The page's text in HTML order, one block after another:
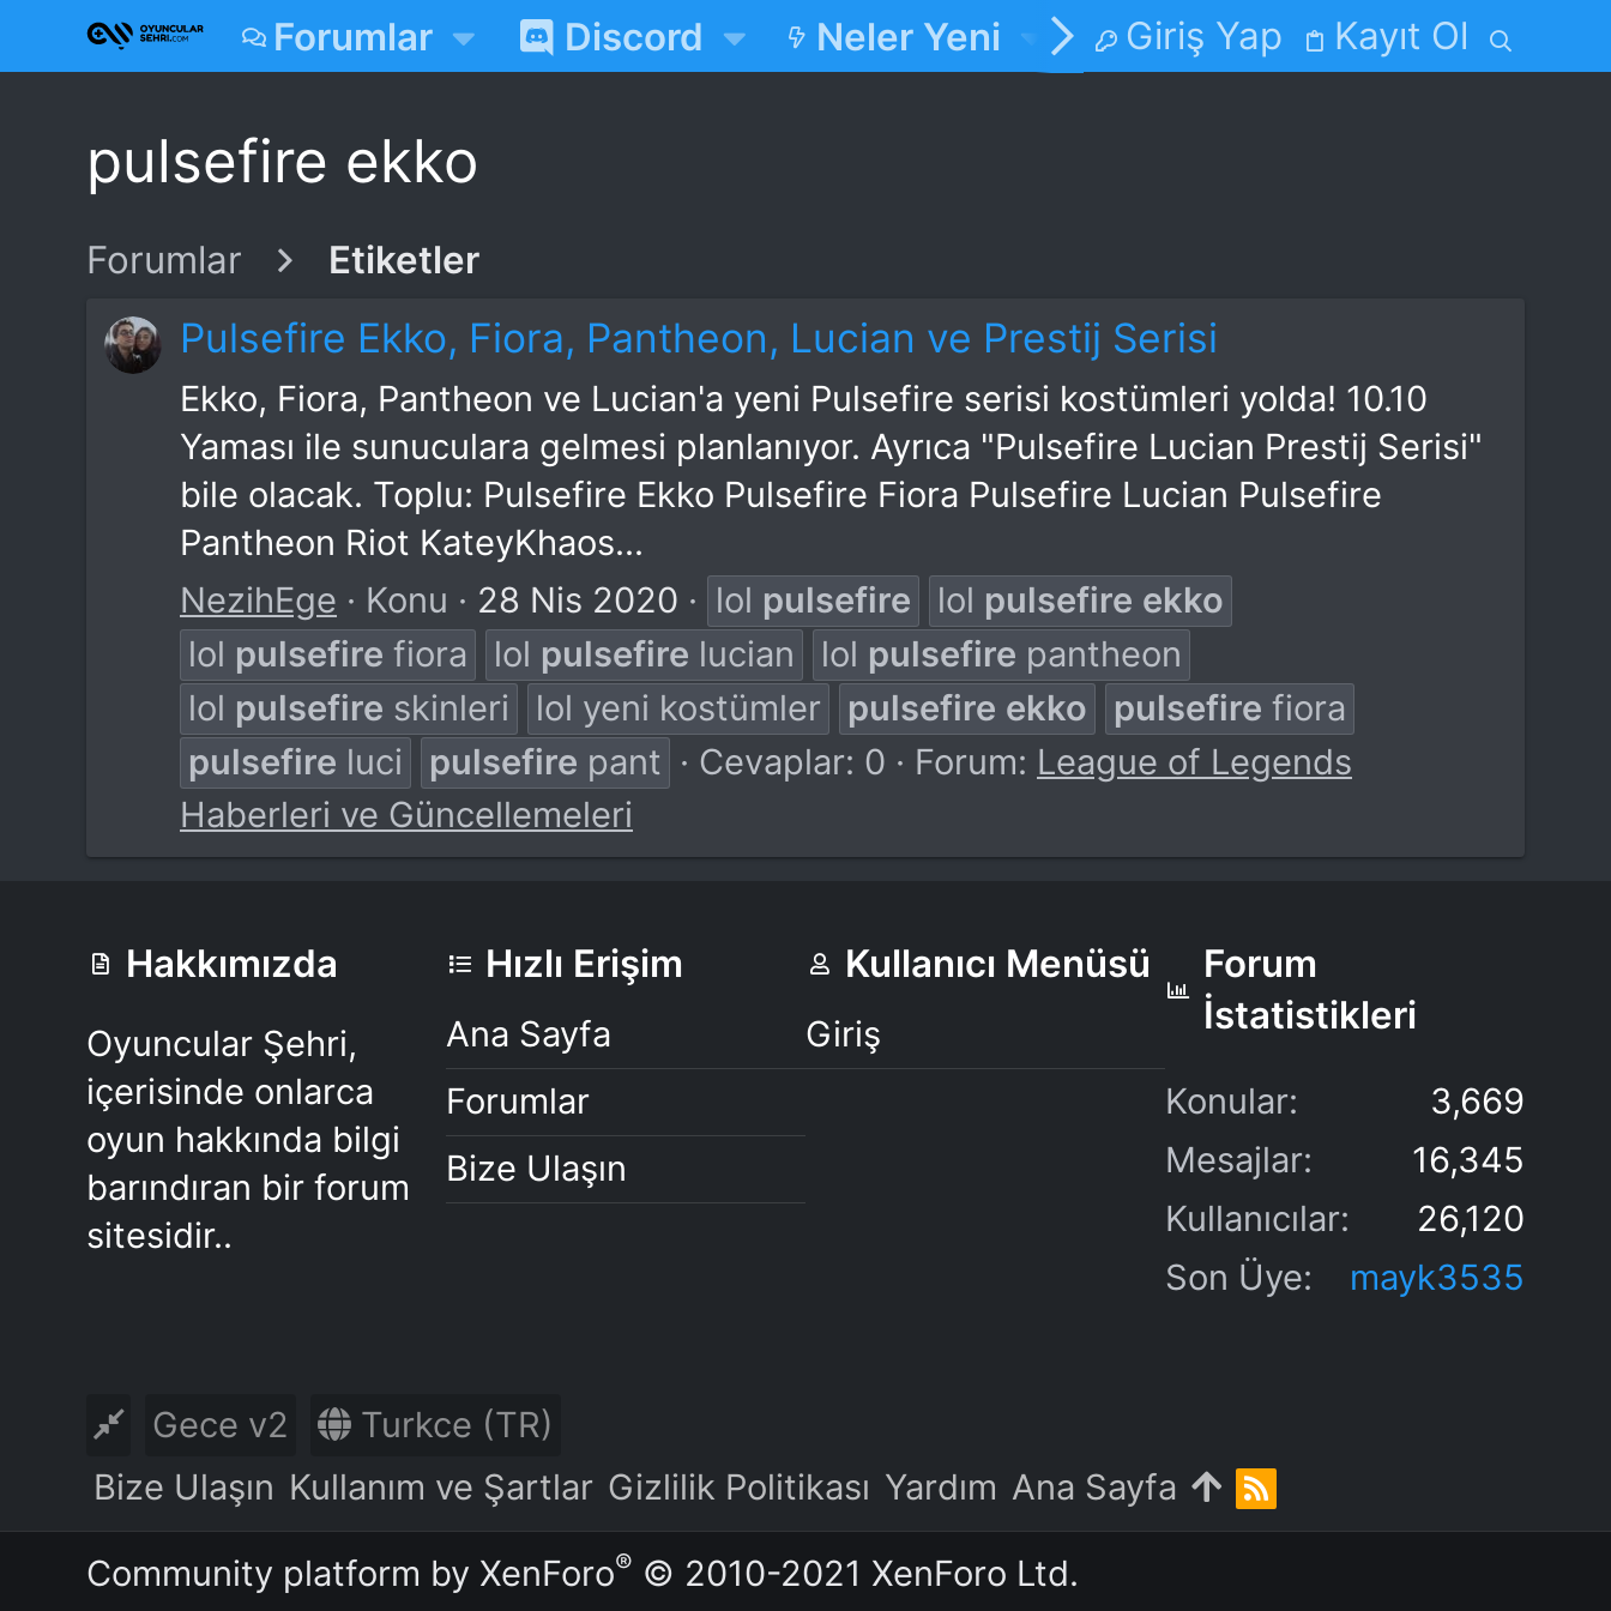
Forumlar Discord Neler Yeni Kullanıcılar
Giriş Yap Kayıt Ol
pulsefire ekko
Forumlar Etiketler
Pulsefire Ekko, Fiora, Pantheon, Lucian ve Prestij Serisi
Ekko, Fiora, Pantheon ve Lucian'a yeni Pulsefire serisi kostümleri yolda! 10.10
Yaması ile sunuculara gelmesi planlanıyor. Ayrıca "Pulsefire Lucian Prestij Serisi"
bile olacak. Toplu: Pulsefire Ekko Pulsefire Fiora Pulsefire Lucian Pulsefire
Pantheon Riot KateyKhaos...
NezihEge
Konu 28 Nis 2020 lol pulsefire lol pulsefire ekko
lol pulsefire fiora lol pulsefire lucian lol pulsefire pantheon
lol pulsefire skinleri lol yeni kostümler pulsefire ekko pulsefire fiora
pulsefire luci pulsefire pant Cevaplar: 0 Forum: League of Legends
Haberleri ve Güncellemeleri
Hakkımızda
Oyuncular Şehri,
içerisinde onlarca
oyun hakkında bilgi
barındıran bir forum
sitesidir..
Hızlı Erişim
Ana Sayfa
Forumlar
Bize Ulaşın
Kullanıcı Menüsü
Giriş
Forum
İstatistikleri
Konular
3,669
Mesajlar
16,345
Kullanıcılar
26,120
Son Üye
mayk3535
Gece v2
Turkce (TR)
Bize Ulaşın Kullanım ve Şartlar Gizlilik Politikası Yardım Ana Sayfa
R
S
Community platform by XenForo® © 2010-2021 XenForo Ltd.